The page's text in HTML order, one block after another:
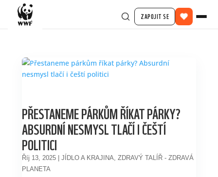
ZAPOJIT SE
PŘESTANEME PÁRKŮM ŘÍKAT PÁRKY?
ABSURDNÍ NESMYSL TLAČÍ I ČEŠTÍ
POLITICI
Říj 13, 2025| JÍDLO A KRAJINA, ZDRAVÝ TALÍŘ - ZDRAVÁ
PLANETA